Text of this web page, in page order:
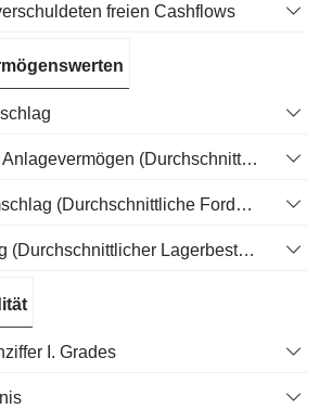
freien Cashflows
Umschlag von Anlagevermögen (Durchschnittliches Anlagevermögen)
Forderungsumschlag (Durchschnittliche Forderungen)
Lagerumschlag (Durchschnittlicher Lagerbestand)
I. Grades